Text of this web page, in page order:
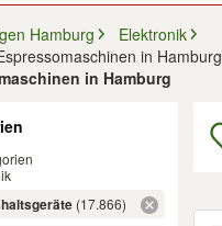
Hamburg
Elektronik
in Hamburg
in Hamburg
(17.866)